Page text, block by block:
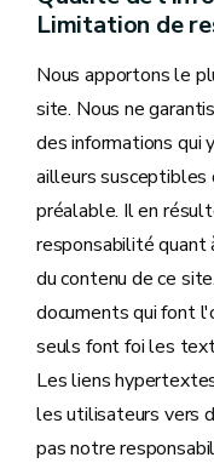
Limitation de
Nous apportons le
site. Nous ne
des informations qui
ailleurs susceptibles
préalable. Il en
responsabilité quant
du contenu de ce
documents qui font
seuls font foi les
Les liens
les utilisateurs vers
pas notre